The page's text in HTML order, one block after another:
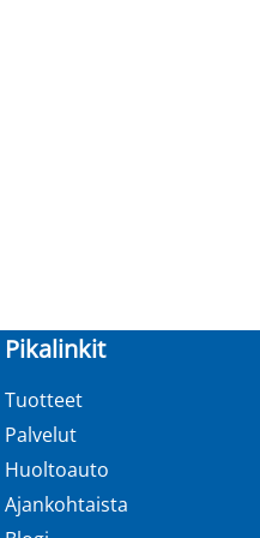
Pikalinkit
Tuotteet
Palvelut
Huoltoauto
Ajankohtaista